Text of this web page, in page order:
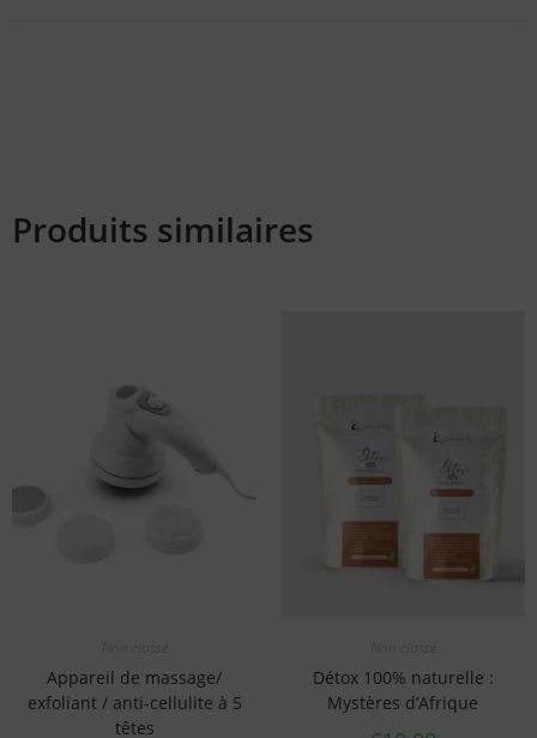
Produits similaires
Non classé
Appareil de massage/
exfoliant / anti-cellulite à 5
têtes
Non classé
Détox 100% naturelle :
Mystères d’Afrique